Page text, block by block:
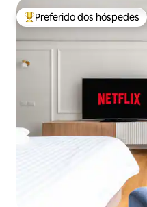
Entre os melhores
Preferido dos hóspedes